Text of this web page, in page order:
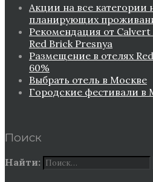
Акции на все категории
планирующих
Рекомендация от Сalvert
Red Brick Presnya
Размещение в отелях
60%
Выбрать отель в Москве
Городские фестивали в
Поиск
Найти: